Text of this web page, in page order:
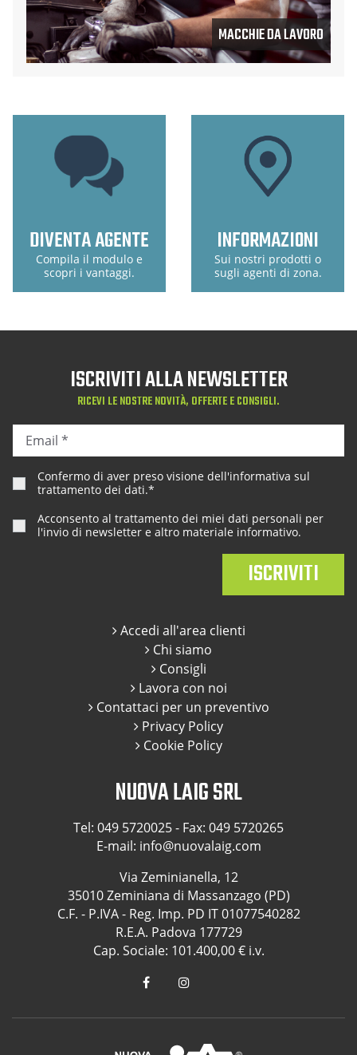
MACCHIE DA LAVORO
DIVENTA AGENTE
Compila il modulo e
scopri i vantaggi.
INFORMAZIONI
Sui nostri prodotti o
sugli agenti di zona.
NUOVA LAIG SRL
Tel: 049 5720025- Fax: 049 5720265
E-mail: info@nuovalaig.com
Via Zeminianella, 12
35010 Zeminiana di Massanzago (PD)
C.F. - P.IVA - Reg. Imp. PD IT 01077540282
R.E.A. Padova 177729
Cap. Sociale: 101.400,00 € i.v.
Accedi all'area clienti
Chi siamo
Consigli
Lavora con noi
Contattaci per un preventivo
Privacy Policy
Cookie Policy
ISCRIVITI ALLA NEWSLETTER
RICEVI LE NOSTRE NOVITÀ, OFFERTE E CONSIGLI.
Confermo di aver preso visione dell'informativa sul
trattamento dei dati.*
Acconsento al trattamento dei miei dati personali per
l'invio di newsletter e altro materiale informativo.